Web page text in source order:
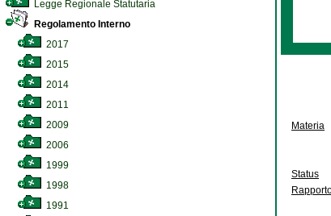
Legge Regionale Statutaria
Regolamento Interno
2017
2015
2014
2011
2009
2006
1999
1998
1991
Materia
Status